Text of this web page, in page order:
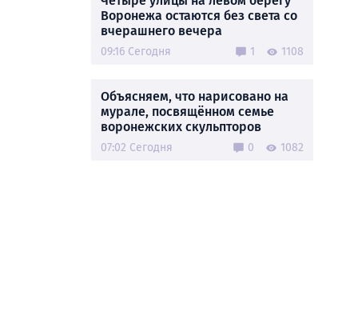
Воронежа остаются без света со
вчерашнего вечера
09:16 Сегодня 1 1108
Объясняем, что нарисовано на
мурале, посвящённом семье
воронежских скульпторов
07:02 Сегодня 0 1082